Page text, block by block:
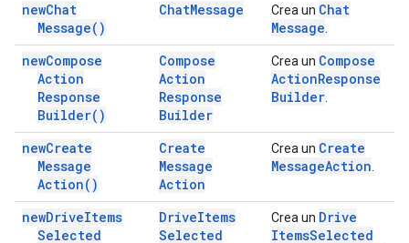
newChat
Message( )
ChatMessage Crea un Chat
Message
newCompose
Action
Response
Builder( )
Compose
Action
Response
Builder
Crea un Compose
ActionResponse
Builder
newCreate
Message
Action( )
Create
Message
Action
Crea un Create
MessageAction
newDriveItems
Selected
DriveItems
Selected
Crea un Drive
ItemsSelected